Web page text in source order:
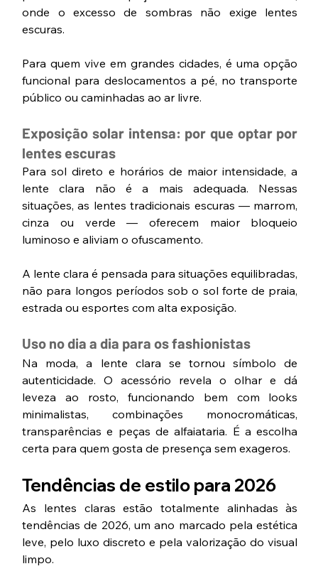
onde o excesso de sombras não exige lentes
escuras.
Para quem vive em grandes cidades, é uma opção
funcional para deslocamentos a pé, no transporte
público ou caminhadas ao ar livre.
Exposição solar intensa: por que optar por
lentes escuras
Para sol direto e horários de maior intensidade, a
lente clara não é a mais adequada. Nessas
situações, as lentes tradicionais escuras — marrom,
cinza ou verde — oferecem maior bloqueio
luminoso e aliviam o ofuscamento.
A lente clara é pensada para situações equilibradas,
não para longos períodos sob o sol forte de praia,
estrada ou esportes com alta exposição.
Uso no dia a dia para os fashionistas
Na moda, a lente clara se tornou símbolo de
autenticidade. O acessório revela o olhar e dá
leveza ao rosto, funcionando bem com looks
minimalistas, combinações monocromáticas,
transparências e peças de alfaiataria. É a escolha
certa para quem gosta de presença sem exageros.
Tendências de estilo para 2026
As lentes claras estão totalmente alinhadas às
tendências de 2026, um ano marcado pela estética
leve, pelo luxo discreto e pela valorização do visual
limpo.